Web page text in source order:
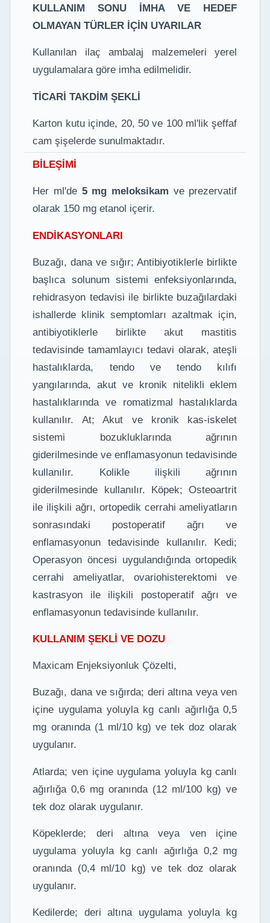
KULLANIM SONU İMHA VE HEDEF
OLMAYAN TÜRLER İÇİN UYARILAR
Kullanılan ilaç ambalaj malzemeleri yerel
uygulamalara göre imha edilmelidir.
TİCARİ TAKDİM ŞEKLİ
Karton kutu içinde, 20, 50 ve 100 ml'lik şeffaf
cam şişelerde sunulmaktadır.
BİLEŞİMİ
Her ml'de 5 mg meloksikam ve prezervatif
olarak 150 mg etanol içerir.
ENDİKASYONLARI
Buzağı, dana ve sığır; Antibiyotiklerle birlikte
başlıca solunum sistemi enfeksiyonlarında,
rehidrasyon tedavisi ile birlikte buzağılardaki
ishallerde klinik semptomları azaltmak için,
antibiyotiklerle birlikte akut mastitis
tedavisinde tamamlayıcı tedavi olarak, ateşli
hastalıklarda, tendo ve tendo kılıfı
yangılarında, akut ve kronik nitelikli eklem
hastalıklarında ve romatizmal hastalıklarda
kullanılır. At; Akut ve kronik kas-iskelet
sistemi bozukluklarında ağrının
giderilmesinde ve enflamasyonun tedavisinde
kullanılır. Kolikle ilişkili ağrının
giderilmesinde kullanılır. Köpek; Osteoartrit
ile ilişkili ağrı, ortopedik cerrahi ameliyatların
sonrasındaki postoperatif ağrı ve
enflamasyonun tedavisinde kullanılır. Kedi;
Operasyon öncesi uygulandığında ortopedik
cerrahi ameliyatlar, ovariohisterektomi ve
kastrasyon ile ilişkili postoperatif ağrı ve
enflamasyonun tedavisinde kullanılır.
KULLANIM ŞEKLİ VE DOZU
Maxicam Enjeksiyonluk Çözelti,
Buzağı, dana ve sığırda; deri altına veya ven
içine uygulama yoluyla kg canlı ağırlığa 0,5
mg oranında (1 ml/10 kg) ve tek doz olarak
uygulanır.
Atlarda; ven içine uygulama yoluyla kg canlı
ağırlığa 0,6 mg oranında (12 ml/100 kg) ve
tek doz olarak uygulanır.
Köpeklerde; deri altına veya ven içine
uygulama yoluyla kg canlı ağırlığa 0,2 mg
oranında (0,4 ml/10 kg) ve tek doz olarak
uygulanır.
Kedilerde; deri altına uygulama yoluyla kg